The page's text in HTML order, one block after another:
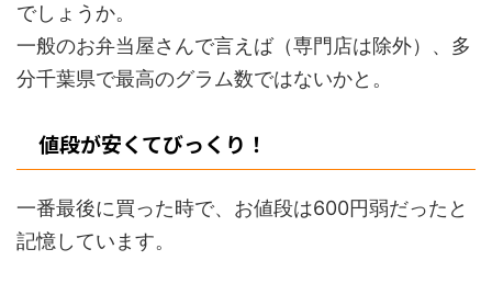
でしょうか。
一般のお弁当屋さんで言えば（専門店は除外）、多
分千葉県で最高のグラム数ではないかと。
値段が安くてびっくり！
一番最後に買った時で、お値段は600円弱だったと
記憶しています。